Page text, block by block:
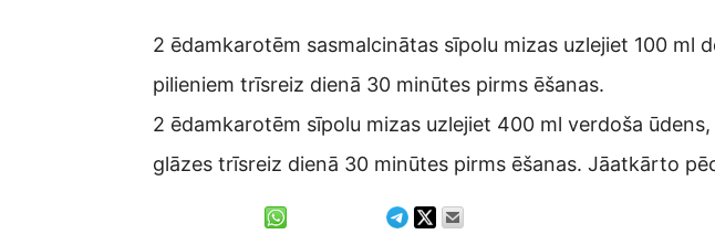
2 ēdamkarotēm sasmalcinātas sīpolu mizas uzlejiet 100
pilieniem trīsreiz dienā 30 minūtes pirms ēšanas.
2 ēdamkarotēm sīpolu mizas uzlejiet 400 ml verdoša
glāzes trīsreiz dienā 30 minūtes pirms ēšanas. Jāatkārto